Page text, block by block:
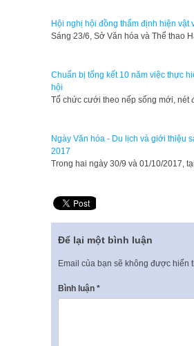
Hội nghị hội đồng thẩm định hiện vật
Sáng 23/6, Sở Văn hóa và Thể thao
Chuẩn bị tổng kết 10 năm việc thực
hội
Tổ chức cưới theo nếp sống mới,
Ngày Văn hóa - Du lịch và giới thiệu
2017
Trong hai ngày 30/9 và 01/10/2017,
Để lại một bình luận
Email của bạn sẽ không được hiển
Bình luận *